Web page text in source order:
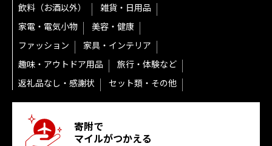
飲料（お酒以外）
雑貨・日用品
家電・電気小物
美容・健康
ファッション
家具・インテリア
趣味・アウトドア用品
旅行・体験など
返礼品なし・感謝状
セット類・その他
寄附で
マイルがつかえる